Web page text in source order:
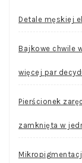
Detale męskiej
Bajkowe chwile
więcej par
Pierścionek
zamknięta w